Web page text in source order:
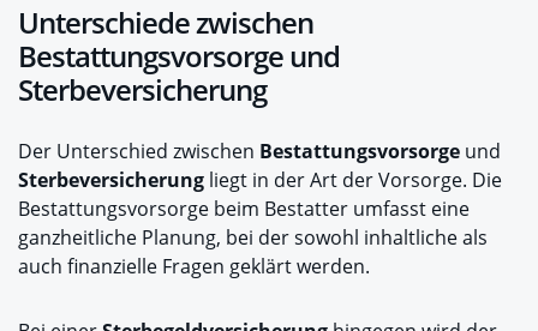
Unterschiede zwischen
Bestattungsvorsorge und
Sterbeversicherung
Der Unterschied zwischen Bestattungsvorsorge und
Sterbeversicherung liegt in der Art der Vorsorge. Die
Bestattungsvorsorge beim Bestatter umfasst eine
ganzheitliche Planung, bei der sowohl inhaltliche als
auch finanzielle Fragen geklärt werden.